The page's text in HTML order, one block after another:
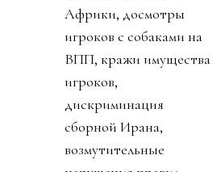
Африки, досмотры
игроков с собаками на
ВПП, кражи имущества
игроков,
дискриминация
сборной Ирана,
возмутительные